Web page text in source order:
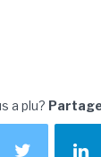
a plu?